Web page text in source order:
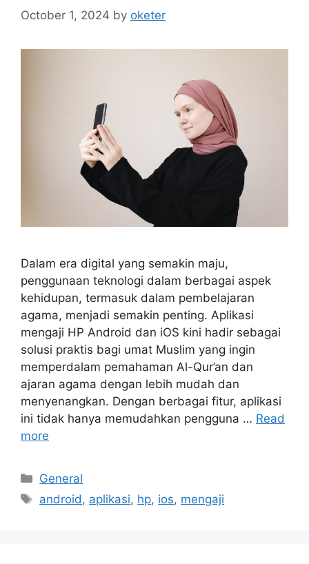
October 1, 2024 by oketer
Dalam era digital yang semakin maju,
penggunaan teknologi dalam berbagai aspek
kehidupan, termasuk dalam pembelajaran
agama, menjadi semakin penting. Aplikasi
mengaji HP Android dan iOS kini hadir sebagai
solusi praktis bagi umat Muslim yang ingin
memperdalam pemahaman Al-Qur’an dan
ajaran agama dengan lebih mudah dan
menyenangkan. Dengan berbagai fitur, aplikasi
ini tidak hanya memudahkan pengguna … Read
more
Categories
General
Tags
android, aplikasi, hp, ios, mengaji